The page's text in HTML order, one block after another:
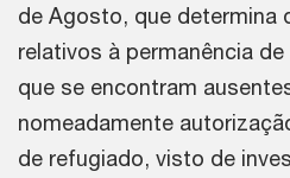
de Agosto, que determina
relativos à permanência
que se encontram
nomeadamente
de refugiado, visto de